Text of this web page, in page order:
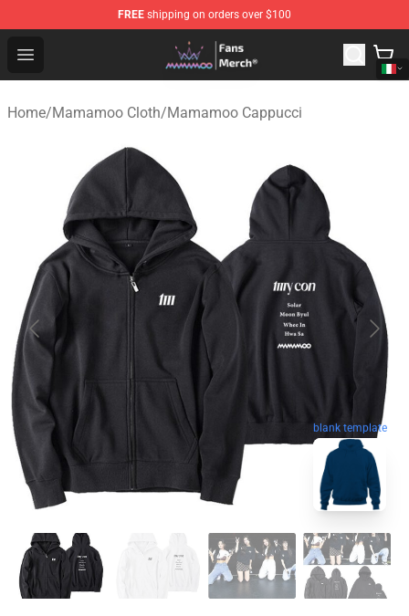
FREE shipping on orders over $100
Open menu
Mamamoo Store - Official Mamamoo Merchandise Shop
Home/Mamamoo Cloth/Mamamoo Cappucci
blank template